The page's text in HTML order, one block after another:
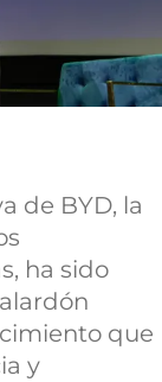
de BYD, la
ha sido
que
y